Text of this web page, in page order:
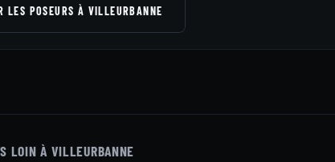
LES POSEURS À VILLEURBANNE
LOIN À VILLEURBANNE